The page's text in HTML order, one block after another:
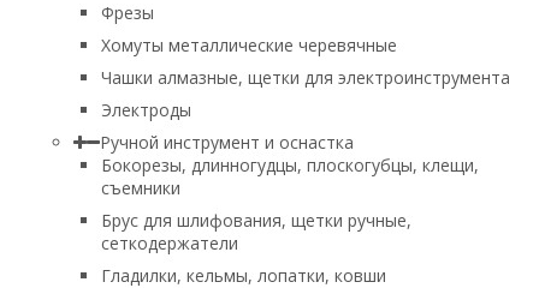
Фрезы
Хомуты металлические черевячные
Чашки алмазные, щетки для электроинструмента
Электроды
Ручной инструмент и оснастка
Бокорезы, длинногудцы, плоскогубцы, клещи,
съемники
Брус для шлифования, щетки ручные,
сеткодержатели
Гладилки, кельмы, лопатки, ковши